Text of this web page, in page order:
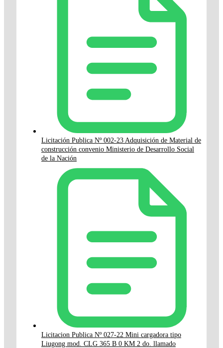
Licitación Publica Nº 002-23 Adquisición de Material de
construcción convenio Ministerio de Desarrollo Social
de la Nación
Licitacion Publica Nº 027-22 Mini cargadora tipo
Liugong mod. CLG 365 B 0 KM 2 do. llamado